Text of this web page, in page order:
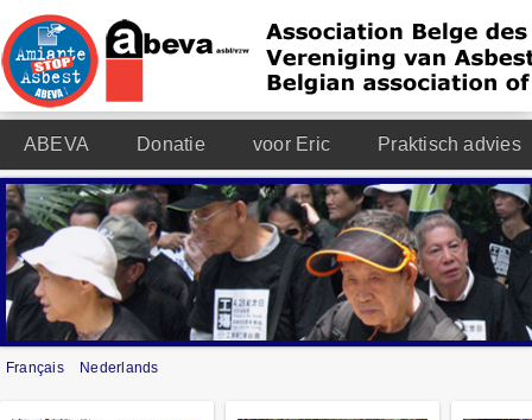
ABEVA Donatie voor Eric Praktisch advies
Français Nederlands